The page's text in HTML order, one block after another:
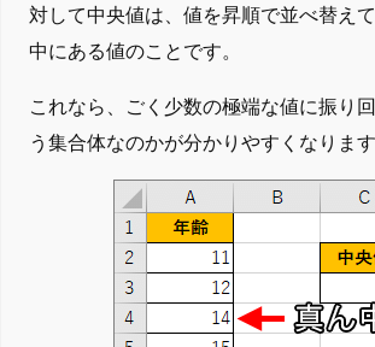
対して中央値は、値を昇順で並べ替え
中にある値のことです。
これなら、ごく少数の極端な値に振り
う集合体なのかが分かりやすくなります